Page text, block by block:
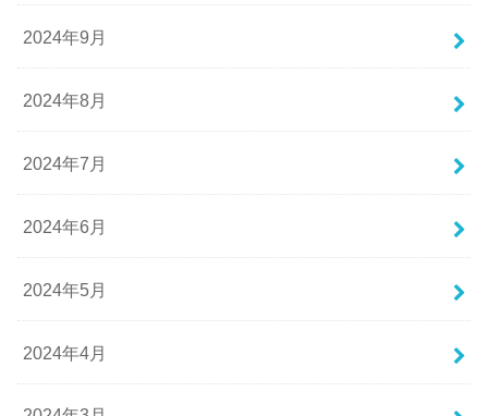
2024年9月
2024年8月
2024年7月
2024年6月
2024年5月
2024年4月